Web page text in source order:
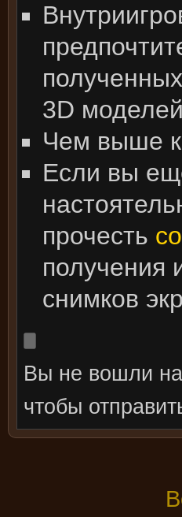
3D
Чем выше
Если вы
прочесть
получения
снимков
Вы не вошли
чтобы